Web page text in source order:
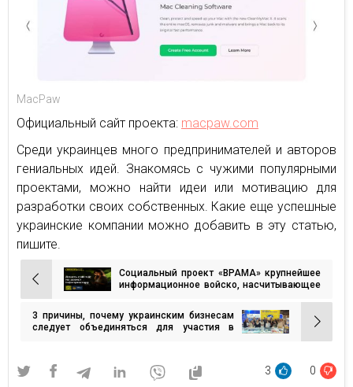
MacPaw
Официальный сайт проекта: macpaw.com
Среди украинцев много предпринимателей и авторов
гениальных идей. Знакомясь с чужими популярными
проектами, можно найти идеи или мотивацию для
разработки своих собственных. Какие еще успешные
украинские компании можно добавить в эту статью,
пишите.
Навигация
по
записям
Социальный проект «ВРАМА» крупнейшее
информационное войско, насчитывающее
3 причины, почему украинским бизнесам
следует объединяться для участия в
3 0